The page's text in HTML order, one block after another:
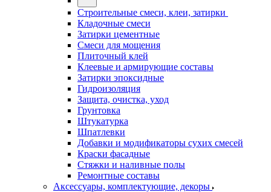
Строительные смеси, клеи, затирки
Кладочные смеси
Затирки цементные
Смеси для мощения
Плиточный клей
Клеевые и армирующие составы
Затирки эпоксидные
Гидроизоляция
Защита, очистка, уход
Грунтовка
Штукатурка
Шпатлевки
Добавки и модификаторы сухих смесей
Краски фасадные
Стяжки и наливные полы
Ремонтные составы
Аксессуары, комплектующие, декоры